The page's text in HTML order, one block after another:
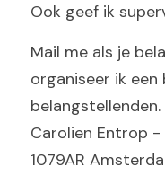
Ook geef ik
Mail me als je
organiseer ik
belangstellenden.
Carolien Entrop
1079AR